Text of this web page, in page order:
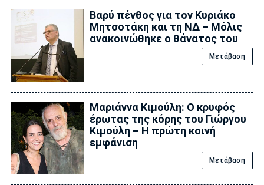
Βαρύ πένθος για τον Κυριάκο
Μητσοτάκη και τη ΝΔ – Μόλις
ανακοινώθηκε ο θάνατος του
Μετάβαση
Μαριάννα Κιμούλη: Ο κρυφός
έρωτας της κόρης του Γιώργου
Κιμούλη – Η πρώτη κοινή
εμφάνιση
Μετάβαση